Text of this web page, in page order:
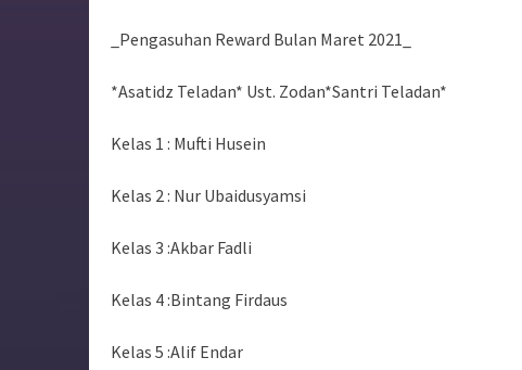
_Pengasuhan Reward Bulan Maret 2021_
*Asatidz Teladan* Ust. Zodan*Santri Teladan*
Kelas 1 : Mufti Husein
Kelas 2 : Nur Ubaidusyamsi
Kelas 3 :Akbar Fadli
Kelas 4 :Bintang Firdaus
Kelas 5 :Alif Endar